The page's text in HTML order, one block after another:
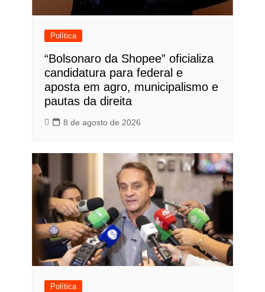
Política
“Bolsonaro da Shopee” oficializa
candidatura para federal e
aposta em agro, municipalismo e
pautas da direita
8 de agosto de 2026
Política